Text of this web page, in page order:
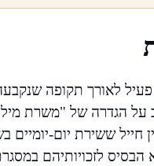
פעיל לאורך תקופה
על הגדרה של "משרת
ששירת יום-יומיים
לזכויותיהם